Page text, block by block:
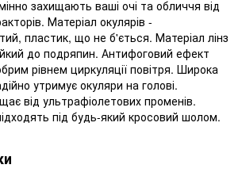
захищають ваші очі та обличчя від
Матеріал окулярів -
пластик, що не б'ється. Матеріал лінз
до подряпин. Антифоговий ефект
рівнем циркуляції повітря. Широка
утримує окуляри на голові.
від ультрафіолетових променів.
під будь-який кросовий шолом.